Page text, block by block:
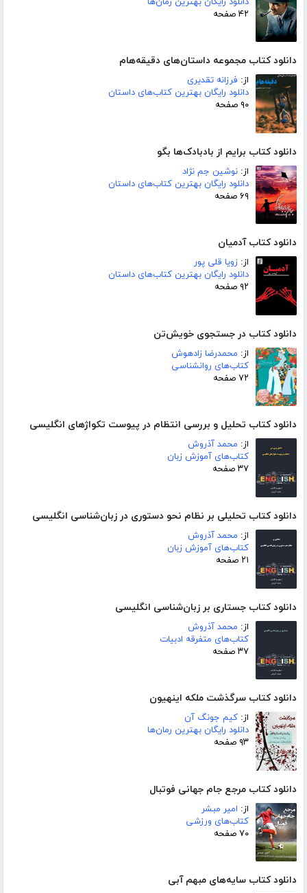
۴۲ صفحه
دانلود کتاب مجموعه داستان‌های دقیقه‌هام
از: فرزانه تقدیری
دانلود رایگان بهترین کتاب‌های داستان
۹۰ صفحه
دانلود کتاب برایم از بادبادک‌ها بگو
از: نوشین جم نژاد
دانلود رایگان بهترین کتاب‌های داستان
۶۹ صفحه
دانلود کتاب آدمیان
از: زویا قلی پور
دانلود رایگان بهترین کتاب‌های داستان
۹۲ صفحه
دانلود کتاب در جستجوی خویش‌تن
از: محمدرضا زادهوش
کتاب‌های روانشناسی
۷۲ صفحه
دانلود کتاب تحلیل و بررسی انتظام در پیوست تکواژهای انگلیسی
از: محمد آذروش
کتاب‌های آموزش زبان
۳۷ صفحه
دانلود کتاب تحلیلی بر نظام نحو دستوری در زبان‌شناسی انگلیسی
از: محمد آذروش
کتاب‌های آموزش زبان
۲۱ صفحه
دانلود کتاب جستاری بر زبان‌شناسی انگلیسی
از: محمد آذروش
کتاب‌های متفرقه ادبیات
۳۷ صفحه
دانلود کتاب سرگذشت ملکه اینهیون
از: کیم جونگ آن
دانلود رایگان بهترین رمان‌ها
۹۳ صفحه
دانلود کتاب مرجع جام جهانی فوتبال
از: امیر مبشر
کتاب‌های ورزشی
۷۰ صفحه
دانلود کتاب سایه‌های مبهم آبی